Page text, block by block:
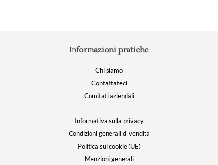
Informazioni pratiche
Chi siamo
Contattateci
Comitati aziendali
Informativa sulla privacy
Condizioni generali di vendita
Politica sui cookie (UE)
Menzioni generali